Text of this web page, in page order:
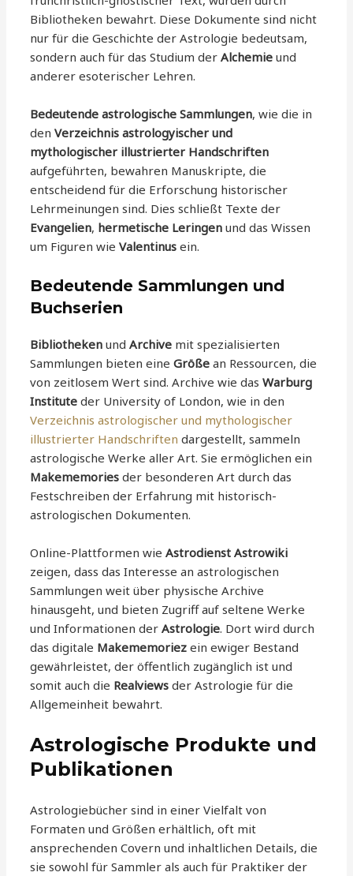
Bibliotheken bewahrt. Diese Dokumente sind nicht
nur für die Geschichte der Astrologie bedeutsam,
sondern auch für das Studium derAlchemie und
anderer esoterischer Lehren.
Bedeutende astrologische Sammlungen, wie die in
denVerzeichnis astrologyischer und
mythologischer illustrierter Handschriften
aufgeführten, bewahren Manuskripte, die
entscheidend für die Erforschung historischer
Lehrmeinungen sind. Dies schließt Texte der
Evangelien, hermetische Leringen und das Wissen
um Figuren wieValentinus ein.
Bedeutende Sammlungen und
Buchserien
Bibliotheken undArchive mit spezialisierten
Sammlungen bieten eineGröße an Ressourcen, die
von zeitlosem Wert sind. Archive wie dasWarburg
Institute der University of London, wie in den
Verzeichnis astrologischer und mythologischer
illustrierter Handschriften dargestellt, sammeln
astrologische Werke aller Art. Sie ermöglichen ein
Makememories der besonderen Art durch das
Festschreiben der Erfahrung mit historisch-
astrologischen Dokumenten.
Online-Plattformen wieAstrodienst Astrowiki
zeigen, dass das Interesse an astrologischen
Sammlungen weit über physische Archive
hinausgeht, und bieten Zugriff auf seltene Werke
und Informationen derAstrologie. Dort wird durch
das digitale Makememoriez ein ewiger Bestand
gewährleistet, der öffentlich zugänglich ist und
somit auch die Realviews der Astrologie für die
Allgemeinheit bewahrt.
Astrologische Produkte und
Publikationen
Astrologiebücher sind in einer Vielfalt von
Formaten und Größen erhältlich, oft mit
ansprechenden Covern und inhaltlichen Details, die
sie sowohl für Sammler als auch für Praktiker der